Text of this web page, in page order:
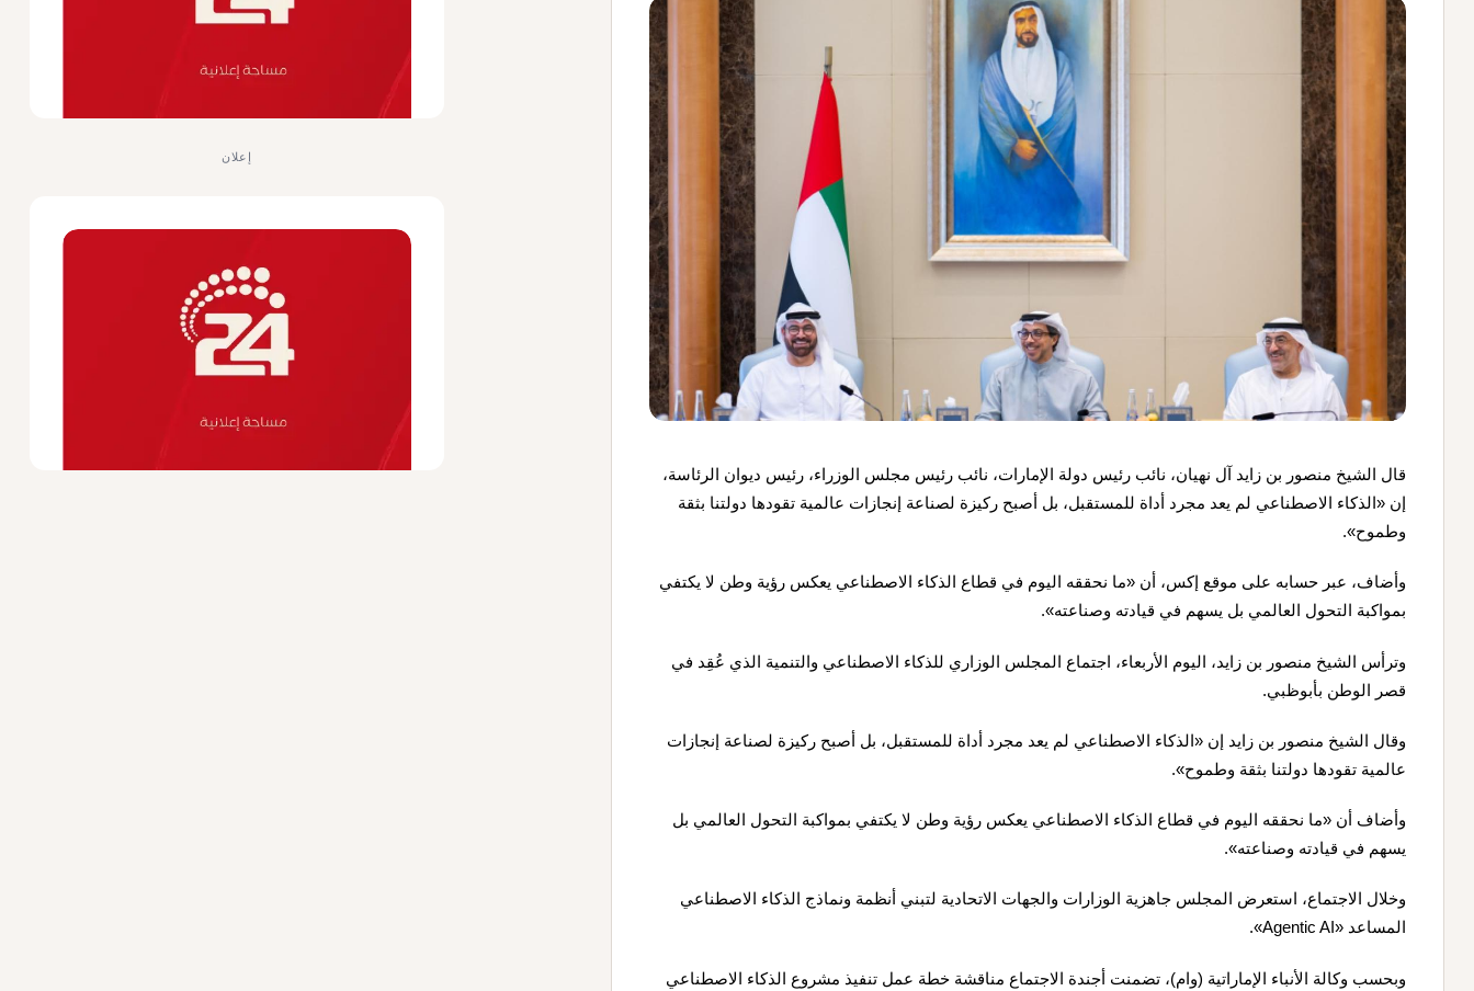
قال الشيخ منصور بن زايد آل نهيان، نائب رئيس دولة الإمارات، نائب رئيس مجلس الوزراء، رئيس ديوان الرئاسة،
إن «الذكاء الاصطناعي لم يعد مجرد أداة للمستقبل، بل أصبح ركيزة لصناعة إنجازات عالمية تقودها دولتنا بثقة
وطموح».
وأضاف، عبر حسابه على موقع إكس، أن «ما نحققه اليوم في قطاع الذكاء الاصطناعي يعكس رؤية وطن لا يكتفي
بمواكبة التحول العالمي بل يسهم في قيادته وصناعته».
وترأس الشيخ منصور بن زايد، اليوم الأربعاء، اجتماع المجلس الوزاري للذكاء الاصطناعي والتنمية الذي عُقِد في
قصر الوطن بأبوظبي.
وقال الشيخ منصور بن زايد إن «الذكاء الاصطناعي لم يعد مجرد أداة للمستقبل، بل أصبح ركيزة لصناعة إنجازات
عالمية تقودها دولتنا بثقة وطموح».
وأضاف أن «ما نحققه اليوم في قطاع الذكاء الاصطناعي يعكس رؤية وطن لا يكتفي بمواكبة التحول العالمي بل
يسهم في قيادته وصناعته».
وخلال الاجتماع، استعرض المجلس جاهزية الوزارات والجهات الاتحادية لتبني أنظمة ونماذج الذكاء الاصطناعي
المساعد «Agentic AI».
وبحسب وكالة الأنباء الإماراتية (وام)، تضمنت أجندة الاجتماع مناقشة خطة عمل تنفيذ مشروع الذكاء الاصطناعي
إعلان